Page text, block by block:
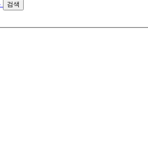
검색